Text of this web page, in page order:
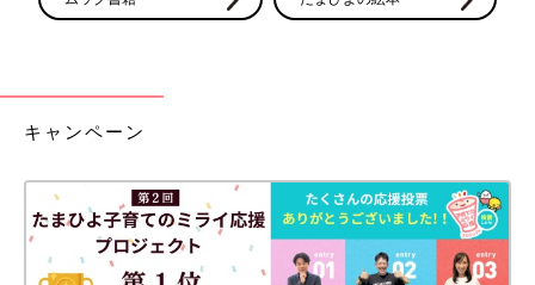
子どもをねらう犯罪者が「よし、あの子にしよう」と最初のスイ
ートルに近づいた地点といわれています。小学1年生の子の場合
く習慣をつけたいところです。
犯罪者というのは最初から危ないわけではなく「変な人」から
「あやしい人」、それから「危ない人」へと変化します。この
キャンペーン